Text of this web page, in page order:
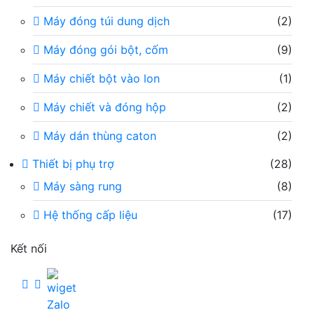
Máy đóng túi dung dịch (2)
Máy đóng gói bột, cốm (9)
Máy chiết bột vào lon (1)
Máy chiết và đóng hộp (2)
Máy dán thùng caton
(2)
Thiết bị phụ trợ
(28)
Máy sàng rung
(8)
Hệ thống cấp liệu (17)
Kết nối